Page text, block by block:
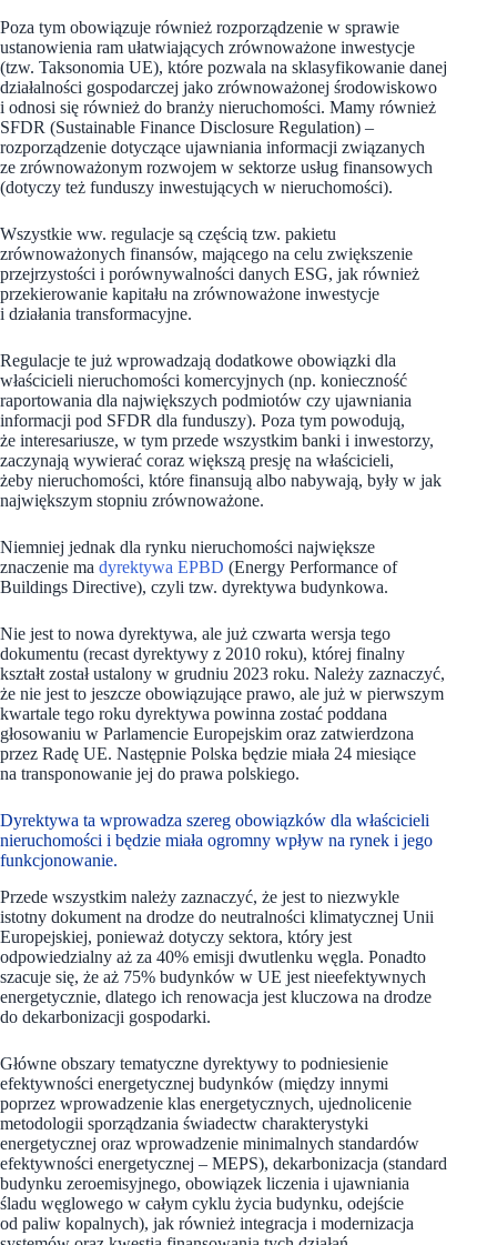
Poza tym obowiązuje również rozporządzenie w sprawie
ustanowienia ram ułatwiających zrównoważone inwestycje
(tzw. Taksonomia UE), które pozwala na sklasyfikowanie danej
działalności gospodarczej jako zrównoważonej środowiskowo
i odnosi się również do branży nieruchomości. Mamy również
SFDR (Sustainable Finance Disclosure Regulation) –
rozporządzenie dotyczące ujawniania informacji związanych
ze zrównoważonym rozwojem w sektorze usług finansowych
(dotyczy też funduszy inwestujących w nieruchomości).
Wszystkie ww. regulacje są częścią tzw. pakietu
zrównoważonych finansów, mającego na celu zwiększenie
przejrzystości i porównywalności danych ESG, jak również
przekierowanie kapitału na zrównoważone inwestycje
i działania transformacyjne.
Regulacje te już wprowadzają dodatkowe obowiązki dla
właścicieli nieruchomości komercyjnych (np. konieczność
raportowania dla największych podmiotów czy ujawniania
informacji pod SFDR dla funduszy). Poza tym powodują,
że interesariusze, w tym przede wszystkim banki i inwestorzy,
zaczynają wywierać coraz większą presję na właścicieli,
żeby nieruchomości, które finansują albo nabywają, były w jak
największym stopniu zrównoważone.
Niemniej jednak dla rynku nieruchomości największe
znaczenie ma dyrektywa EPBD (Energy Performance of
Buildings Directive), czyli tzw. dyrektywa budynkowa.
Nie jest to nowa dyrektywa, ale już czwarta wersja tego
dokumentu (recast dyrektywy z 2010 roku), której finalny
kształt został ustalony w grudniu 2023 roku. Należy zaznaczyć,
że nie jest to jeszcze obowiązujące prawo, ale już w pierwszym
kwartale tego roku dyrektywa powinna zostać poddana
głosowaniu w Parlamencie Europejskim oraz zatwierdzona
przez Radę UE. Następnie Polska będzie miała 24 miesiące
na transponowanie jej do prawa polskiego.
Dyrektywa ta wprowadza szereg obowiązków dla właścicieli
nieruchomości i będzie miała ogromny wpływ na rynek i jego
funkcjonowanie.
Przede wszystkim należy zaznaczyć, że jest to niezwykle
istotny dokument na drodze do neutralności klimatycznej Unii
Europejskiej, ponieważ dotyczy sektora, który jest
odpowiedzialny aż za 40% emisji dwutlenku węgla. Ponadto
szacuje się, że aż 75% budynków w UE jest nieefektywnych
energetycznie, dlatego ich renowacja jest kluczowa na drodze
do dekarbonizacji gospodarki.
Główne obszary tematyczne dyrektywy to podniesienie
efektywności energetycznej budynków (między innymi
poprzez wprowadzenie klas energetycznych, ujednolicenie
metodologii sporządzania świadectw charakterystyki
energetycznej oraz wprowadzenie minimalnych standardów
efektywności energetycznej – MEPS), dekarbonizacja (standard
budynku zeroemisyjnego, obowiązek liczenia i ujawniania
śladu węglowego w całym cyklu życia budynku, odejście
od paliw kopalnych), jak również integracja i modernizacja